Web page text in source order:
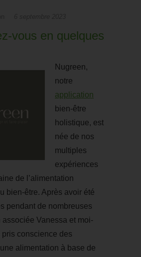
vous en quelques
Nugreen,
notre
application
bien-être
holistique, est
née de nos
multiples
expériences
de l’alimentation
bien-être. Après avoir été
pendant de nombreuses
associée Vanessa et moi-
pris conscience des
alimentation à base de